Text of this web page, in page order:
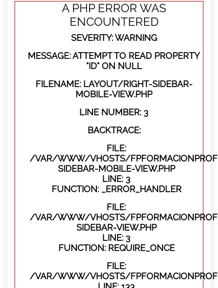
A PHP ERROR WAS
ENCOUNTERED
SEVERITY: WARNING
MESSAGE: ATTEMPT TO READ PROPERTY
"ID" ON NULL
FILENAME: LAYOUT/RIGHT-SIDEBAR-
MOBILE-VIEW.PHP
LINE NUMBER: 3
BACKTRACE:
FILE:
/VAR/WWW/VHOSTS/
SIDEBAR-MOBILE-VIEW.PHP
LINE: 3
FUNCTION: _ERROR_HANDLER
FILE:
/VAR/WWW/VHOSTS/
SIDEBAR-VIEW.PHP
LINE: 3
FUNCTION: REQUIRE_ONCE
FILE:
/VAR/WWW/VHOSTS/